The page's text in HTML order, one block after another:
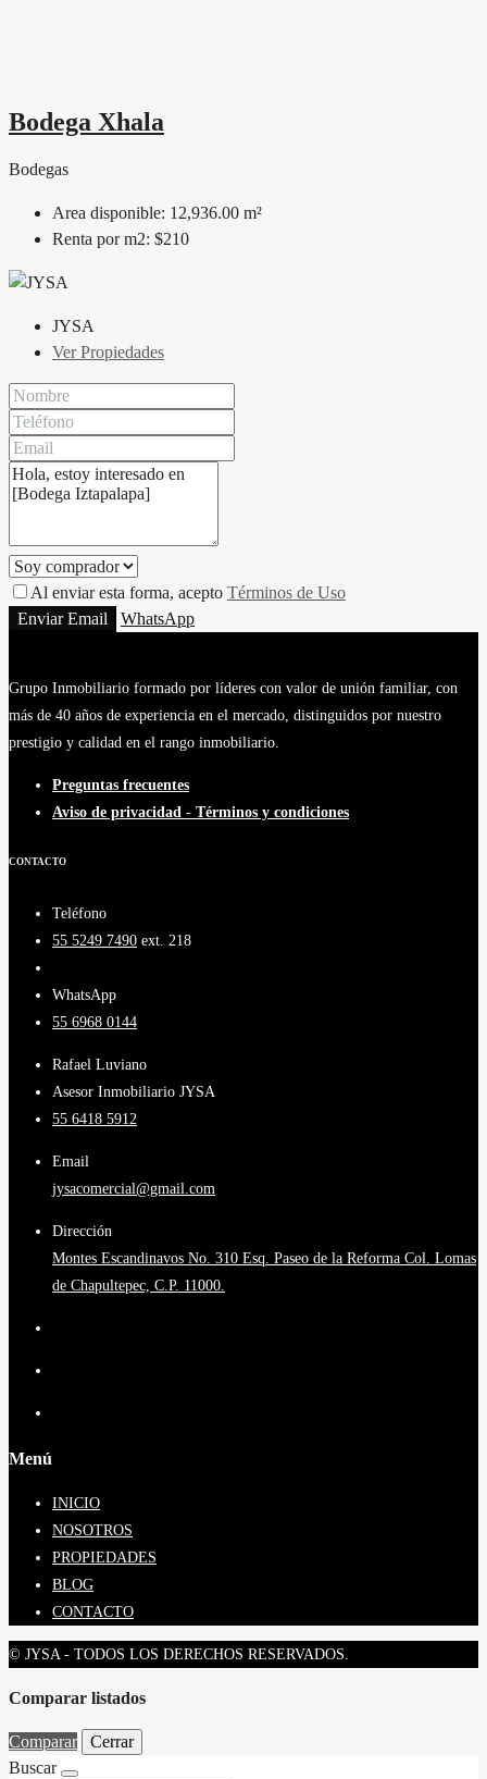
Bodega Xhala
Bodegas
Area disponible: 12,936.00 m²
Renta por m2: $210
JYSA
Ver Propiedades
Al enviar esta forma, acepto Términos de Uso
Enviar Email
WhatsApp
Grupo Inmobiliario formado por líderes con valor de unión familiar, con
más de 40 años de experiencia en el mercado, distinguidos por nuestro
prestigio y calidad en el rango inmobiliario.
Preguntas frecuentes
Aviso de privacidad - Términos y condiciones
CONTACTO
Teléfono
55 5249 7490 ext. 218
WhatsApp
55 6968 0144
Rafael Luviano
Asesor Inmobiliario JYSA
55 6418 5912
Email
jysacomercial@gmail.com
Dirección
Montes Escandinavos No. 310 Esq. Paseo de la Reforma Col. Lomas
de Chapultepec, C.P. 11000.
Menú
INICIO
NOSOTROS
PROPIEDADES
BLOG
CONTACTO
© JYSA - TODOS LOS DERECHOS RESERVADOS.
Comparar listados
Comparar
Cerrar
Buscar